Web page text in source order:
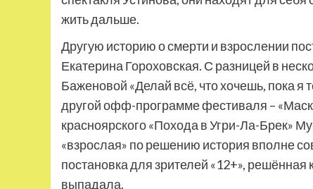
жить дальше.
Другую историю о смерти и взрослении
Екатерина Гороховская. С разницей в
Баженовой «Делай всё, что хочешь, пока я
другой офф-программе фестиваля –
красноярского «Похода в Угри-Ла-Брек»
«взрослая» по решению история вполне
постановка для зрителей «12+»,
выпадала.